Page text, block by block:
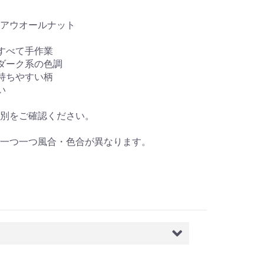
ウオールナット
べて手作業
ーク系の色調
ちやすい柄
をご確認ください。
つ一つ風合・色合が異なります。